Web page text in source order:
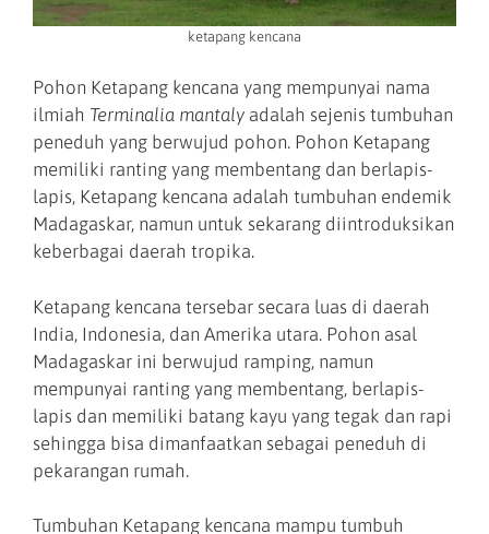
ketapang kencana
Pohon Ketapang kencana yang mempunyai nama
ilmiah Terminalia mantaly adalah sejenis tumbuhan
peneduh yang berwujud pohon. Pohon Ketapang
memiliki ranting yang membentang dan berlapis-
lapis, Ketapang kencana adalah tumbuhan endemik
Madagaskar, namun untuk sekarang diintroduksikan
keberbagai daerah tropika.
Ketapang kencana tersebar secara luas di daerah
India, Indonesia, dan Amerika utara. Pohon asal
Madagaskar ini berwujud ramping, namun
mempunyai ranting yang membentang, berlapis-
lapis dan memiliki batang kayu yang tegak dan rapi
sehingga bisa dimanfaatkan sebagai peneduh di
pekarangan rumah.
Tumbuhan Ketapang kencana mampu tumbuh